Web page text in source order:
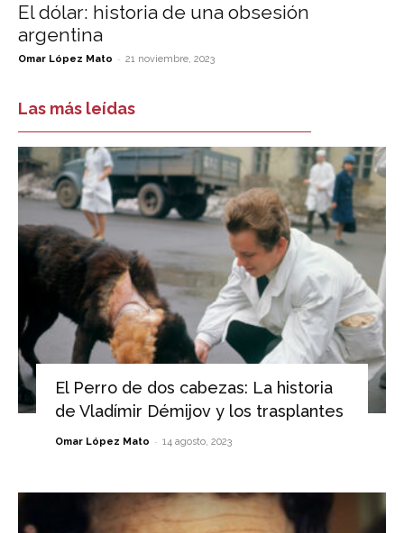
El dólar: historia de una obsesión
argentina
Omar López Mato - 21 noviembre, 2023
Las más leídas
El Perro de dos cabezas: La historia
de Vladímir Démijov y los trasplantes
Omar López Mato - 14 agosto, 2023